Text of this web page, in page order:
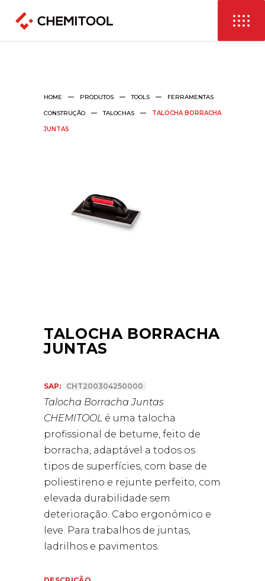
HOME PRODUTOS TOOLS FERRAMENTAS
CONSTRUÇÃO TALOCHAS TALOCHA BORRACHA
JUNTAS
TALOCHA BORRACHA
JUNTAS
SAP: CHT200304250000
Talocha Borracha Juntas
CHEMITOOL é uma talocha
profissional de betume, feito de
borracha, adaptável a todos os
tipos de superfícies, com base de
poliestireno e rejunte perfeito, com
elevada durabilidade sem
deterioração. Cabo ergonómico e
leve. Para trabalhos de juntas,
ladrilhos e pavimentos.